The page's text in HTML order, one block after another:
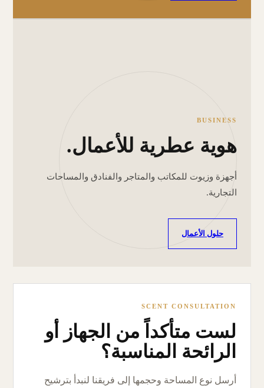
BUSINESS
هوية عطرية للأعمال.
أجهزة وزيوت للمكاتب والمتاجر والفنادق والمساحات
التجارية.
حلول الأعمال
SCENT CONSULTATION
لست متأكداً من الجهاز أو
الرائحة المناسبة؟
أرسل نوع المساحة وحجمها إلى فريقنا لنبدأ بترشيح